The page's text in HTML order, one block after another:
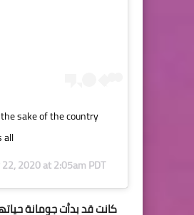
sake of the country
.
2020 at 2:05am PDT